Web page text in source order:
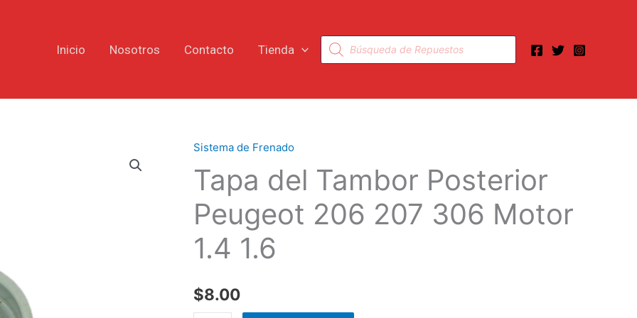
Inicio Nosotros Contacto Tienda
Búsqueda
de
productos
Sistema de Frenado
Tapa del Tambor Posterior
Peugeot 206 207 306 Motor
1.4 1.6
$8.00
Tapa
del
Tambor
Posterior
Peugeot
206
306
Motor